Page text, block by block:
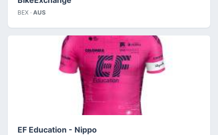
BEX · AUS
EF Education - Nippo